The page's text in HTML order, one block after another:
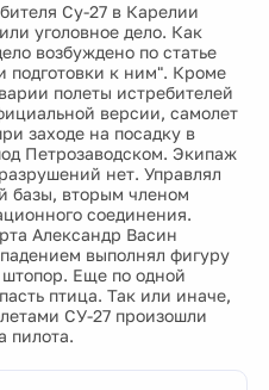
Су-27 в Карелии
уголовное дело. Как
возбуждено по статье
подготовки к ним". Кроме
полеты истребителей
версии, самолет
заходе на посадку в
Петрозаводском. Экипаж
нет. Управлял
базы, вторым членом
соединения.
Александр Васин
выполнял фигуру
Еще по одной
птица. Так или иначе,
СУ-27 произошли
пилота.